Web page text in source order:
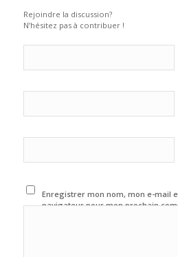
Rejoindre la discussion?
N’hésitez pas à contribuer !
Enregistrer mon nom, mon e-mail
navigateur pour mon prochain